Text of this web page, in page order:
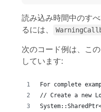
読み込み時間中のす
るには、
次のコード例は、こ
しています:
For complete
// Create a new